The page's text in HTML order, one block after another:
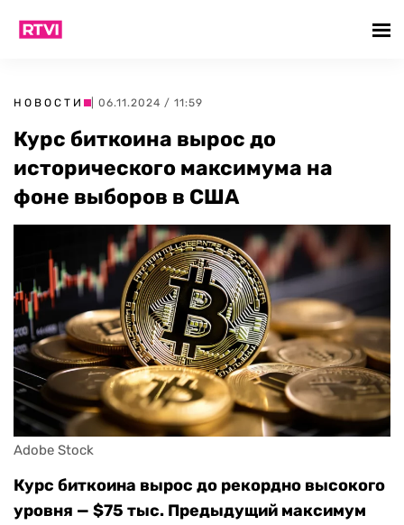
НОВОСТИ | 06.11.2024 / 11:59
Курс биткоина вырос до
исторического максимума на
фоне выборов в США
Adobe Stock
Курс биткоина вырос до рекордно высокого
уровня — $75 тыс. Предыдущий максимум